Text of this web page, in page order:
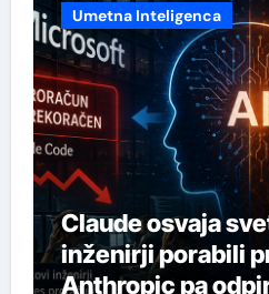
Umetna Inteligenca
Claude osvaja
inženirji porabili
Anthropic pa